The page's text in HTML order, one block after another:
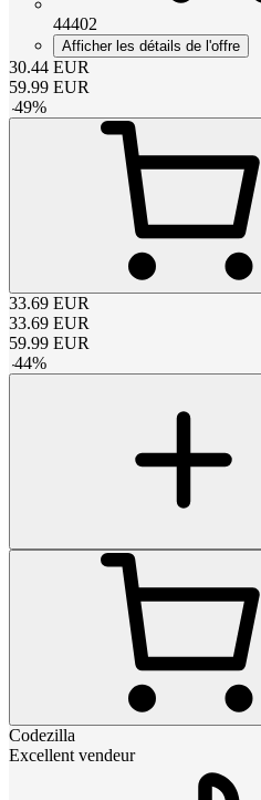
44402
Afficher les détails de l'offre
30.44 EUR
59.99 EUR
-49%
33.69 EUR
33.69 EUR
59.99 EUR
-44%
Codezilla
Excellent vendeur